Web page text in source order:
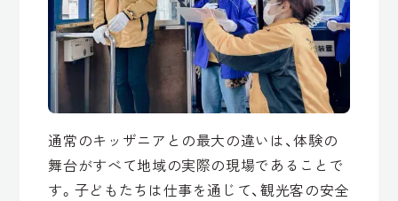
通常のキッザニアとの最大の違いは、体験の
舞台がすべて地域の実際の現場であることで
す。子どもたちは仕事を通じて、観光客の安全